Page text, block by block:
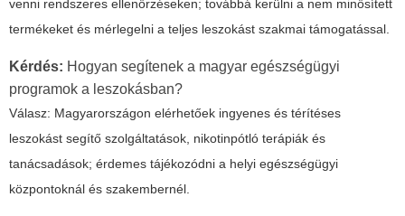
venni rendszeres ellenőrzéseken; továbbá kerülni a nem minősített
termékeket és mérlegelni a teljes leszokást szakmai támogatással.
Kérdés: Hogyan segítenek a magyar egészségügyi
programok a leszokásban?
Válasz: Magyarországon elérhetőek ingyenes és térítéses
leszokást segítő szolgáltatások, nikotinpótló terápiák és
tanácsadások; érdemes tájékozódni a helyi egészségügyi
központoknál és szakembernél.